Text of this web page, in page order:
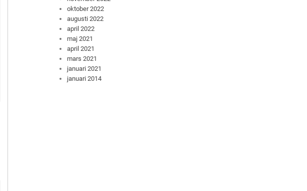
oktober 2022
augusti 2022
april 2022
maj 2021
april 2021
mars 2021
januari 2021
januari 2014